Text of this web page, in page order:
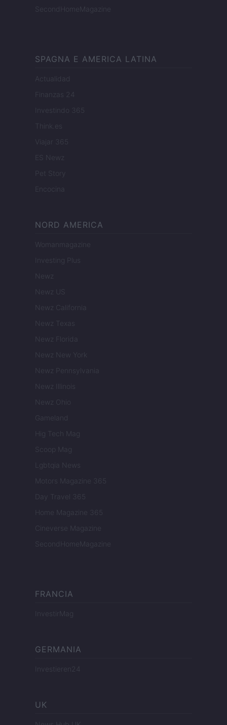
SecondHomeMagazine
SPAGNA E AMERICA LATINA
Actualidad
Finanzas 24
Investindo 365
Think.es
Viajar 365
ES Newz
Pet Story
Encocina
NORD AMERICA
Womanmagazine
Investing Plus
Newz
Newz US
Newz California
Newz Texas
Newz Florida
Newz New York
Newz Pennsylvania
Newz Illinois
Newz Ohio
Gameland
Hig Tech Mag
Scoop Mag
Lgbtqia News
Motors Magazine 365
Day Travel 365
Home Magazine 365
Cineverse Magazine
SecondHomeMagazine
FRANCIA
InvestirMag
GERMANIA
Investieren24
UK